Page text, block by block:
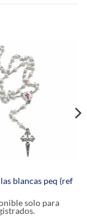
blancas peq (ref
solo para